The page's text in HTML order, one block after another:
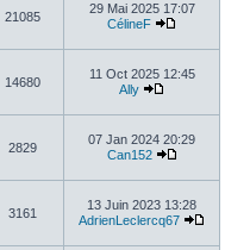
21085
29 Mai 2025 17:07
CélineF
14680
11 Oct 2025 12:45
Ally
2829
07 Jan 2024 20:29
Can152
3161
13 Juin 2023 13:28
AdrienLeclercq67